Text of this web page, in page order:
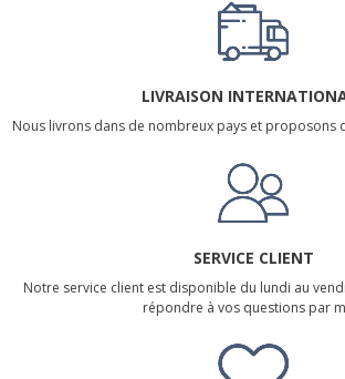
LIVRAISON
Nous livrons dans de nombreux pays et proposons
SERVICE CLIENT
Notre service client est disponible du lundi au
répondre à vos questions par